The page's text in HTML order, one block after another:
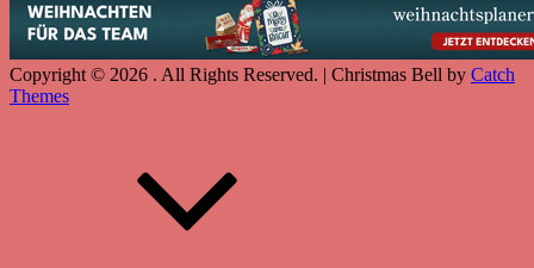
Copyright © 2026 . All Rights Reserved. | Christmas Bell by Catch
Themes